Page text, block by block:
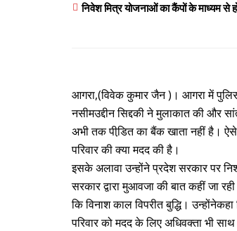
निवेश मित्र योजनाओं का कैंपों के माध्यम से
आगरा,(विवेक कुमार जैन )। आगरा में
नसीमउद्दीन सिद्दकी ने मुलाकात की और
अभी तक पीडि़त का बैंक खाता नहीं है।
परिवार की क्या मदद की है।
इसके अलावा उन्होंने प्रदेश सरकार पर
सरकार द्वारा मुआवजा की बात कहीं जा
कि विनाश काल विपरीत बुद्धि।
परिवार को मदद के लिए अधिवक्ता भी